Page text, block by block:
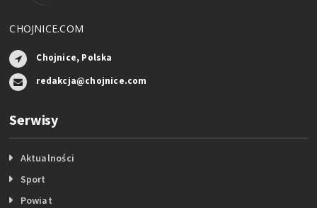
CHOJNICE.COM
Chojnice, Polska
redakcja@chojnice.com
Serwisy
Aktualności
Sport
Powiat